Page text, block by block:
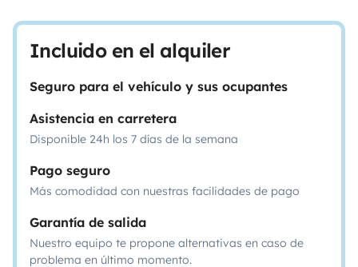
Incluido en el alquiler
Seguro para el vehículo y sus ocupantes
Asistencia en carretera
Disponible 24h los 7 días de la semana
Pago seguro
Más comodidad con nuestras facilidades de pago
Garantía de salida
Nuestro equipo te propone alternativas en caso de
problema en último momento.